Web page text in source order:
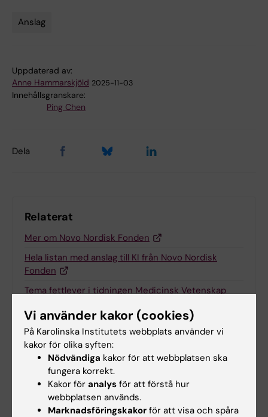
Anslag
Uppdaterad av:
Anne Hammarskjöld 2025-11-03
Innehållsgranskare:
Ping Chen
Dela
Relaterat
Mer om Novo Nordisk Fonden
Hela listan med anslag till KI från Novo Nordisk
Fonden
Tema fettlever i tidningen Medicinsk Vetenskap
Relaterade artiklar
Vi använder kakor (cookies)
På Karolinska Institutets webbplats använder vi
kakor för olika syften:
Nödvändiga kakor för att webbplatsen ska
fungera korrekt.
Kakor för analys för att förstå hur
webbplatsen används.
Marknadsföringskakor för att visa och spåra